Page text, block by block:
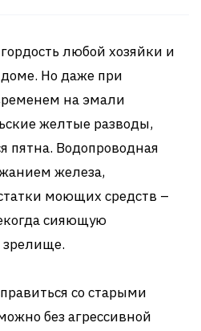
любой хозяйки и
доме. Но даже при
на эмали
желтые разводы,
пятна. Водопроводная
железа,
моющих средств –
сияющую
зрелище.
со старыми
без агрессивной